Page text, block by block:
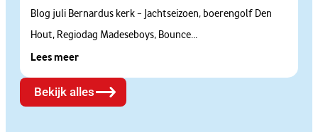
Blog juli Bernardus kerk – Jachtseizoen, boerengolf Den
Hout, Regiodag Madeseboys, Bounce...
Lees meer
Bekijk alles